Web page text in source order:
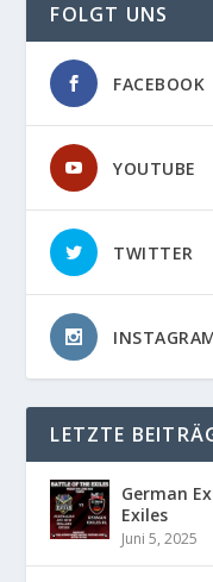
FOLGT UNS
FACEBOOK
YOUTUBE
TWITTER
LETZTE
German
Exiles
Juni 5, 2025